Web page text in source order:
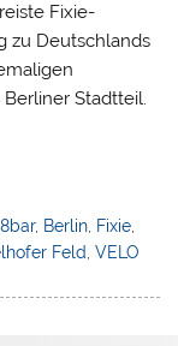
Fixie-
zu Deutschlands
Stadtteil.
,8bar, Berlin Fixie
Feld ,VELO